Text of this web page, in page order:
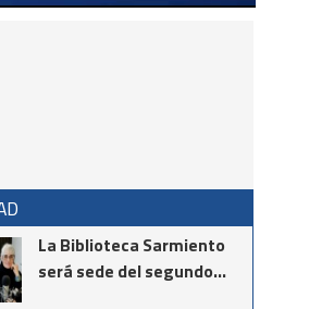
La Biblioteca Sarmiento
será sede del segundo